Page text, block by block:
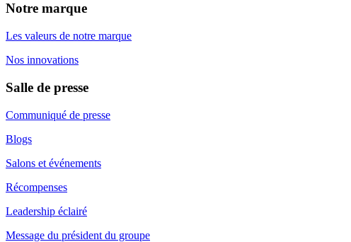
Notre marque
Les valeurs de notre marque
Nos innovations
Salle de presse
Communiqué de presse
Blogs
Salons et événements
Récompenses
Leadership éclairé
Message du président du groupe